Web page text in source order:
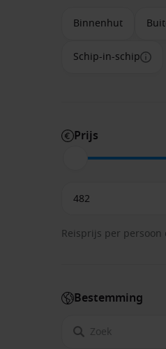
Binnenhut
Schip-in-schip
Prijs
Reisprijs per persoon
Bestemming